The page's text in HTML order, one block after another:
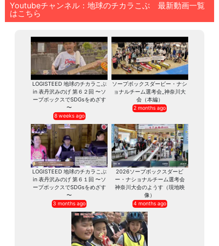
Youtubeチャンネル：地球のチカラこぶ 最新動画一覧
はこちら
LOGISTEED 地球のチカラこぶ
in 表丹沢みのげ 第６２回 〜ソ
ープボックスでSDGsをめざす
〜
8 weeks ago
ソープボックスダービー・ナシ
ョナルチーム選考会_神奈川大
会（本編）
2 months ago
LOGISTEED 地球のチカラこぶ
in 表丹沢みのげ 第６１回 〜ソ
ープボックスでSDGsをめざす
〜
3 months ago
2026ソープボックスダービ
ー・ナショナルチーム選考会
神奈川大会のようす（現地映
像）
4 months ago